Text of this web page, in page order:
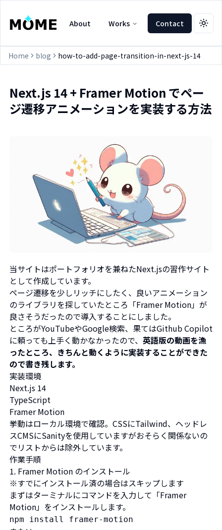
About Works Contact
Home blog how-to-add-page-transition-in-next-js-14
Next.js 14 + Framer Motion でペー
ジ遷移アニメーションを実装する方法
当サイトはポートフォリオを兼ねたNext.jsの習作サイト
として作成しています。
ページ遷移を少しリッチにしたく、良いアニメーション
のライブラリを探していたところ「Framer Motion」が
良さそうだったので導入することにしました。
ところがYouTubeやGoogle検索、果てはGithub Copilot
に頼っても上手く動かなかったので、 英語版の動画を漁
ったところ、きちんと動くように実装することができた
ので書き残します。
実装環境
Next.js 14
TypeScript
Framer Motion
挙動はローカル環境で確認。CSSにTailwind、ヘッドレ
スCMSにSanityを使用していますがおそらく関係ないの
でリストからは除外しています。
作業手順
1. Framer Motion のインストール
※すでにインストール済の場合はスキップします
まずはターミナルにコマンドを入力して「Framer
Motion」をインストールします。
npm install framer-motion